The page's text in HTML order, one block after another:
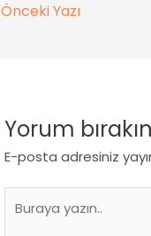
Önceki Yazı
Yorum bırakın
E-posta adresiniz
yazın..